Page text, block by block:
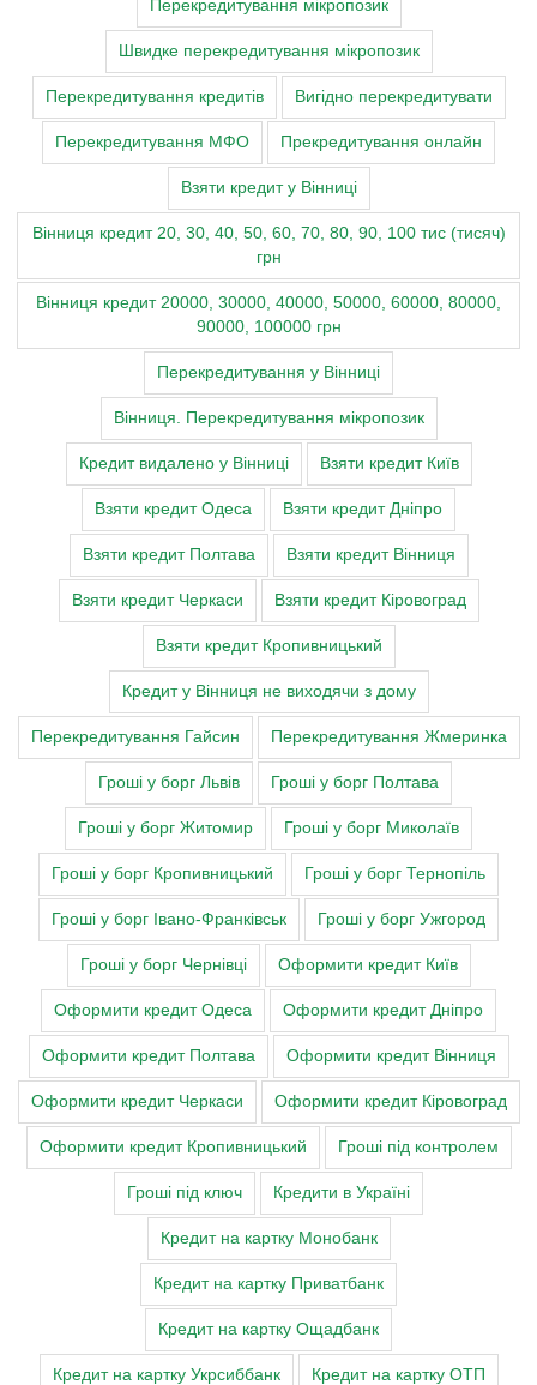
Перекредитування мікропозик
Швидке перекредитування мікропозик
Перекредитування кредитів Вигідно перекредитувати
Перекредитування МФО Прекредитування онлайн
Взяти кредит у Вінниці
Вінниця кредит 20, 30, 40, 50, 60, 70, 80, 90, 100 тис (тисяч)
грн
Вінниця кредит 20000, 30000, 40000, 50000, 60000, 80000,
90000, 100000 грн
Перекредитування у Вінниці
Вінниця. Перекредитування мікропозик
Кредит видалено у Вінниці Взяти кредит Київ
Взяти кредит Одеса Взяти кредит Дніпро
Взяти кредит Полтава Взяти кредит Вінниця
Взяти кредит Черкаси Взяти кредит Кіровоград
Взяти кредит Кропивницький
Кредит у Вінниця не виходячи з дому
Перекредитування Гайсин Перекредитування Жмеринка
Гроші у борг Львів Гроші у борг Полтава
Гроші у борг Житомир Гроші у борг Миколаїв
Гроші у борг Кропивницький Гроші у борг Тернопіль
Гроші у борг Івано-Франківськ Гроші у борг Ужгород
Гроші у борг Чернівці Оформити кредит Київ
Оформити кредит Одеса Оформити кредит Дніпро
Оформити кредит Полтава Оформити кредит Вінниця
Оформити кредит Черкаси Оформити кредит Кіровоград
Оформити кредит Кропивницький Гроші під контролем
Гроші під ключ Кредити в Україні
Кредит на картку Монобанк
Кредит на картку Приватбанк
Кредит на картку Ощадбанк
Кредит на картку Укрсиббанк Кредит на картку ОТП